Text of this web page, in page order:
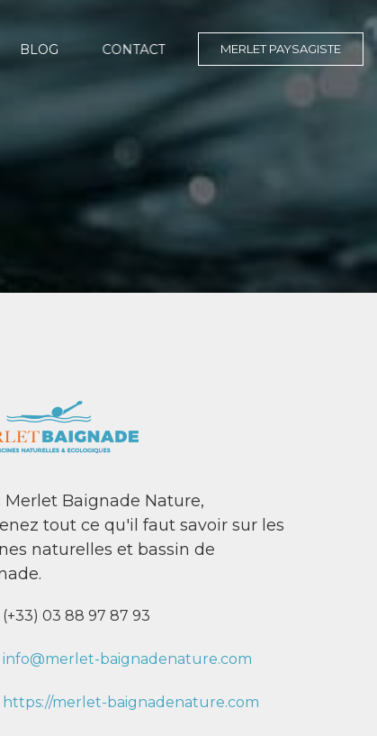
BLOG CONTACT MERLET PAYSAGISTE
Merlet Baignade Nature,
tout ce qu'il faut savoir sur les
naturelles et bassin de
(+33) 03 88 97 87 93
info@merlet-baignadenature.com
https://merlet-baignadenature.com